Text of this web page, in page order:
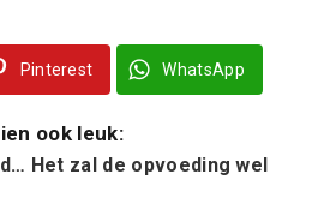
Pinterest WhatsApp
ook leuk:
Het zal de opvoeding wel